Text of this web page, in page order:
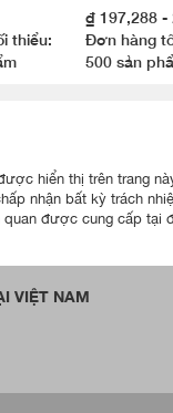
Nam
thiểu:
₫ 197,288 -
Đơn hàng
500 sản
hiển thị trên trang
nhận bất kỳ trách
quan được cung cấp tại
VIỆT NAM